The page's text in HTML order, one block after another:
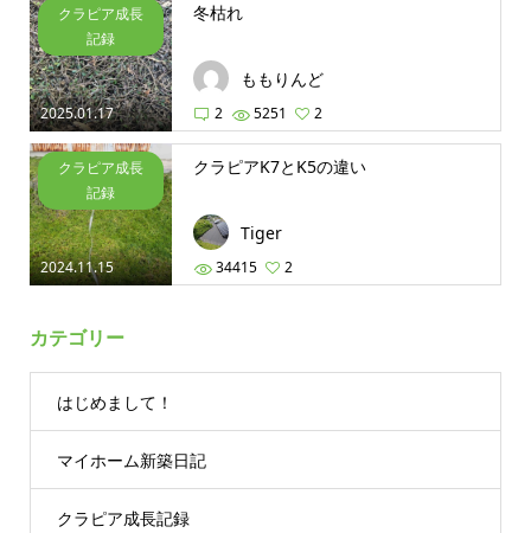
2025.01.17
クラピア成長
記録
冬枯れ
ももりんど
2 5251 2
2024.11.15
クラピア成長
記録
クラピアK7とK5の違い
Tiger
34415 2
カテゴリー
はじめまして！
マイホーム新築日記
クラピア成長記録